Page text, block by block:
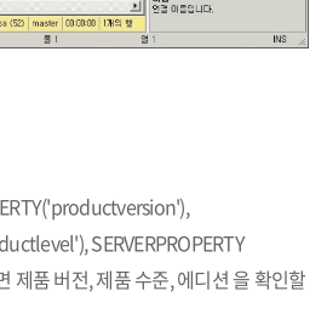
SERVERPROPERTY
제품 버전, 제품 수준, 에디션 을 확인할